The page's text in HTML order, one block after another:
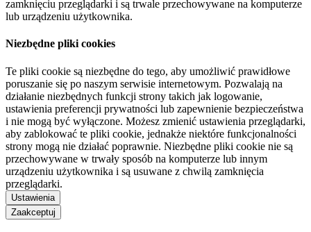
zamknięciu przeglądarki i są trwale przechowywane na komputerze
lub urządzeniu użytkownika.
Niezbędne pliki cookies
Te pliki cookie są niezbędne do tego, aby umożliwić prawidłowe
poruszanie się po naszym serwisie internetowym. Pozwalają na
działanie niezbędnych funkcji strony takich jak logowanie,
ustawienia preferencji prywatności lub zapewnienie bezpieczeństwa
i nie mogą być wyłączone. Możesz zmienić ustawienia przeglądarki,
aby zablokować te pliki cookie, jednakże niektóre funkcjonalności
strony mogą nie działać poprawnie. Niezbędne pliki cookie nie są
przechowywane w trwały sposób na komputerze lub innym
urządzeniu użytkownika i są usuwane z chwilą zamknięcia
przeglądarki.
Ustawienia
Zaakceptuj